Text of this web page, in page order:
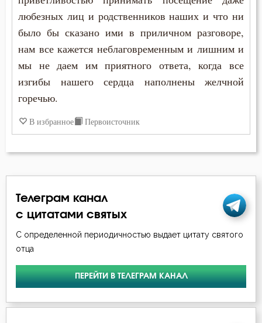
любезных лиц и родственников наших и что ни
было бы сказано ими в приличном разговоре,
нам все кажется неблаговременным и лишним и
мы не даем им приятного ответа, когда все
изгибы нашего сердца наполнены желчной
горечью.
В избранное Первоисточник
Телеграм канал
с цитатами святых
С определенной периодичностью выдает цитату святого
отца
ПЕРЕЙТИ В ТЕЛЕГРАМ КАНАЛ